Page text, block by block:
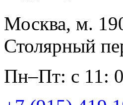
Москва, м.
Столярный
Пн–Пт: с 11: